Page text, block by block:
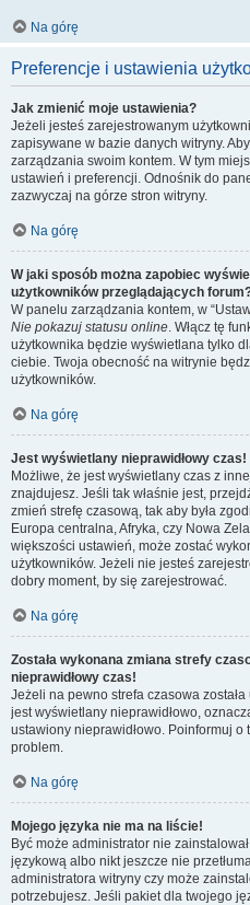
Na górę
Preferencje i ustawienia
Jak zmienić moje ustawienia?
Jeżeli jesteś zarejestrowanym
zapisywane w bazie danych witryny.
zarządzania swoim kontem. W tym
ustawień i preferencji. Odnośnik do
zazwyczaj na górze stron witryny.
Na górę
W jaki sposób można zapobiec
użytkowników przeglądających
W panelu zarządzania kontem, w
Nie pokazuj statusu online. Włącz tę
użytkownika będzie wyświetlana tylko
ciebie. Twoja obecność na witrynie
użytkowników.
Na górę
Jest wyświetlany nieprawidłowy czas!
Możliwe, że jest wyświetlany czas z
znajdujesz. Jeśli tak właśnie jest,
zmień strefę czasową, tak aby była
Europa centralna, Afryka, czy Nowa
większości ustawień, może zostać
użytkowników. Jeżeli nie jesteś
dobry moment, by się zarejestrować.
Na górę
Została wykonana zmiana strefy
nieprawidłowy czas!
Jeżeli na pewno strefa czasowa
jest wyświetlany nieprawidłowo,
ustawiony nieprawidłowo. Poinformuj o
problem.
Na górę
Mojego języka nie ma na liście!
Być może administrator nie
językową albo nikt jeszcze nie
administratora witryny czy może
potrzebujesz. Jeśli pakiet dla twojego